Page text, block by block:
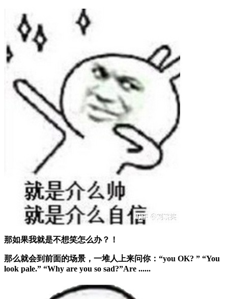
那如果我就是不想笑怎么办？！
那么就会到前面的场景，一堆人上来问你： “you OK? ” “You
look pale.” “Why are you so sad?”Are ......